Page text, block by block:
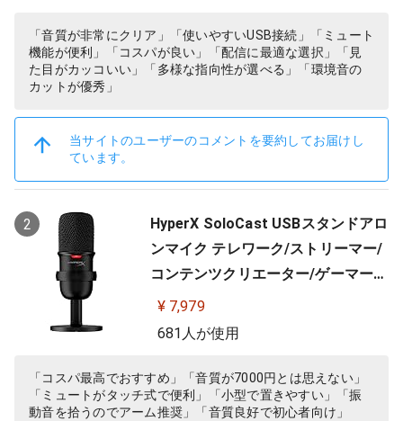
「音質が非常にクリア」「使いやすいUSB接続」「ミュート
機能が便利」「コスパが良い」「配信に最適な選択」「見
た目がカッコいい」「多様な指向性が選べる」「環境音の
カットが優秀」
当サイトのユーザーのコメントを要約してお届けし
ています。
2
HyperX SoloCast USBスタンドアロ
ンマイク テレワーク/ストリーマー/
コンテンツクリエーター/ゲーマー向
け/PC,PS4,PS5使用可能 メーカー 2
年保証 HMIS1X-XX-BK/G ( 4P5P8A
¥ 7,979
681人が使用
「コスパ最高でおすすめ」「音質が7000円とは思えない」
「ミュートがタッチ式で便利」「小型で置きやすい」「振
動音を拾うのでアーム推奨」「音質良好で初心者向け」